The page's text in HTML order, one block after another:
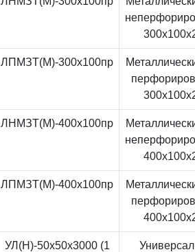
ЛПМЗТ(М)-300x100пр
ЛНМЗТ(М)-400x100пр
ЛПМЗТ(М)-400x100пр
УЛ(Н)-50x50x3000 (1